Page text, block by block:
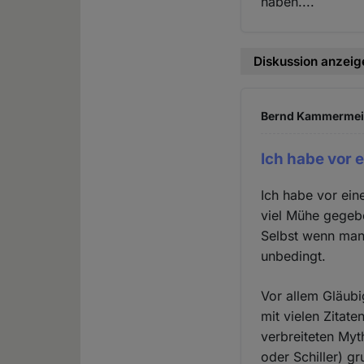
Diskussion
Bernd
Ich habe vor
Ich habe vor
viel Mühe
Selbst wenn
unbedingt.
Vor allem
mit vielen
verbreiteten
oder Schiller)